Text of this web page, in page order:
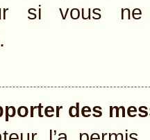
si vous
des